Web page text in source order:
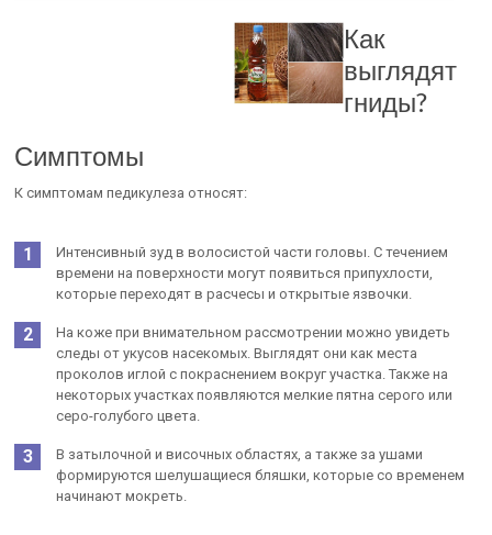
Как
выглядят
гниды?
Симптомы
К симптомам педикулеза относят:
Интенсивный зуд в волосистой части головы. С течением
времени на поверхности могут появиться припухлости,
которые переходят в расчесы и открытые язвочки.
На коже при внимательном рассмотрении можно увидеть
следы от укусов насекомых. Выглядят они как места
проколов иглой с покраснением вокруг участка. Также на
некоторых участках появляются мелкие пятна серого или
серо-голубого цвета.
В затылочной и височных областях, а также за ушами
формируются шелушащиеся бляшки, которые со временем
начинают мокреть.